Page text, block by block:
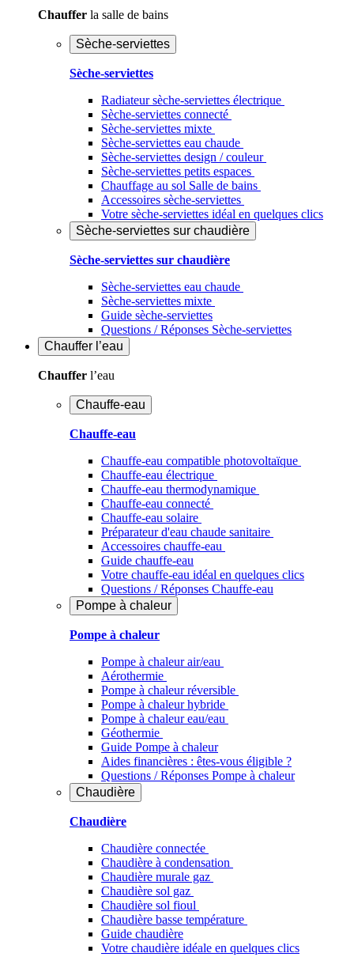
Chauffer la salle de bains
Sèche-serviettes
Sèche-serviettes
Radiateur sèche-serviettes électrique
Sèche-serviettes connecté
Sèche-serviettes mixte
Sèche-serviettes eau chaude
Sèche-serviettes design / couleur
Sèche-serviettes petits espaces
Chauffage au sol Salle de bains
Accessoires sèche-serviettes
Votre sèche-serviettes idéal en quelques clics
Sèche-serviettes sur chaudière
Sèche-serviettes sur chaudière
Sèche-serviettes eau chaude
Sèche-serviettes mixte
Guide sèche-serviettes
Questions / Réponses Sèche-serviettes
Chauffer l’eau
Chauffer l’eau
Chauffe-eau
Chauffe-eau
Chauffe-eau compatible photovoltaïque
Chauffe-eau électrique
Chauffe-eau thermodynamique
Chauffe-eau connecté
Chauffe-eau solaire
Préparateur d'eau chaude sanitaire
Accessoires chauffe-eau
Guide chauffe-eau
Votre chauffe-eau idéal en quelques clics
Questions / Réponses Chauffe-eau
Pompe à chaleur
Pompe à chaleur
Pompe à chaleur air/eau
Aérothermie
Pompe à chaleur réversible
Pompe à chaleur hybride
Pompe à chaleur​ eau/eau
Géothermie
Guide Pompe à chaleur
Aides financières : êtes-vous éligible ?
Questions / Réponses Pompe à chaleur
Chaudière
Chaudière
Chaudière connectée
Chaudière à condensation
Chaudière murale gaz
Chaudière sol gaz
Chaudière sol fioul
Chaudière basse température
Guide chaudière
Votre chaudière idéale en quelques clics